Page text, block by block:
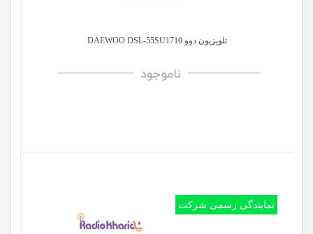
تلویزیون دوو DAEWOO DSL-55SU1710
نمایندگی رسمی شرکت